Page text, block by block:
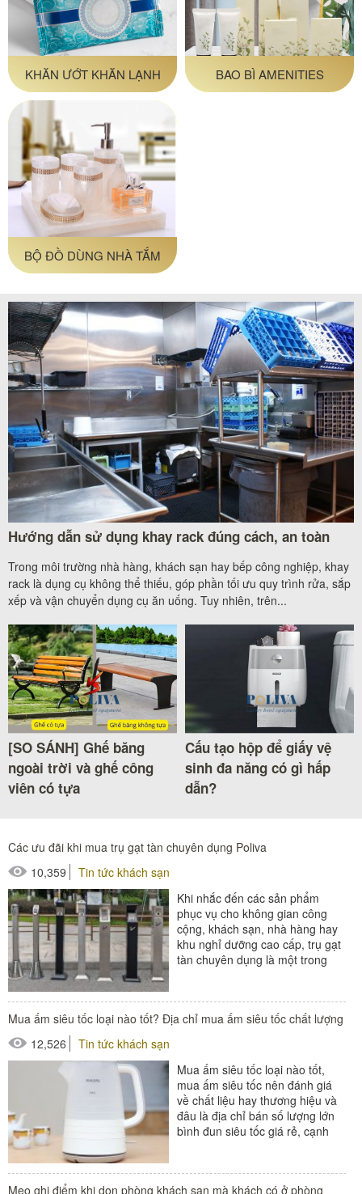
KHĂN ƯỚT KHĂN LẠNH BAO BÌ AMENITIES
BỘ ĐỒ DÙNG NHÀ TẮM
Hướng dẫn sử dụng khay rack đúng cách, an toàn
Trong môi trường nhà hàng, khách sạn hay bếp công nghiệp, khay
rack là dụng cụ không thể thiếu, góp phần tối ưu quy trình rửa, sắp
xếp và vận chuyển dụng cụ ăn uống. Tuy nhiên, trên...
[SO SÁNH] Ghế băng
ngoài trời và ghế công
viên có tựa
Cấu tạo hộp để giấy vệ
sinh đa năng có gì hấp
dẫn?
Các ưu đãi khi mua trụ gạt tàn chuyên dụng Poliva
10,359
Tin tức khách sạn
Khi nhắc đến các sản phẩm
phục vụ cho không gian công
cộng, khách sạn, nhà hàng hay
khu nghỉ dưỡng cao cấp, trụ gạt
tàn chuyên dụng là một trong
Mua ấm siêu tốc loại nào tốt? Địa chỉ mua ấm siêu tốc chất lượng
12,526
Tin tức khách sạn
Mua ấm siêu tốc loại nào tốt,
mua ấm siêu tốc nên đánh giá
về chất liệu hay thương hiệu và
đâu là địa chỉ bán số lượng lớn
bình đun siêu tốc giá rẻ, cạnh
#thiết bị buồng phòng
Mẹo ghi điểm khi dọn phòng khách sạn mà khách có ở phòng